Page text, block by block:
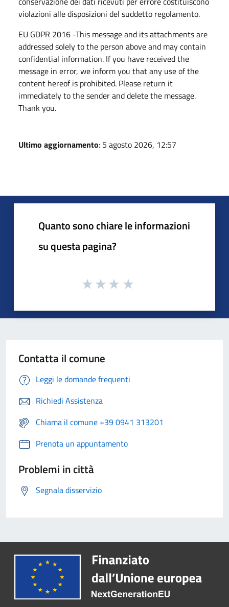
violazioni alle disposizioni del suddetto regolamento.
EU GDPR 2016 -This message and its attachments are
addressed solely to the person above and may contain
confidential information. If you have received the
message in error, we inform you that any use of the
content hereof is prohibited. Please return it
immediately to the sender and delete the message.
Thank you.
Ultimo aggiornamento: 5 agosto 2026, 12:57
Quanto sono chiare le informazioni
su questa pagina?
Contatta il comune
Leggi le domande frequenti
Richiedi Assistenza
Chiama il comune +39 0941 313201
Prenota un appuntamento
Problemi in città
Segnala disservizio